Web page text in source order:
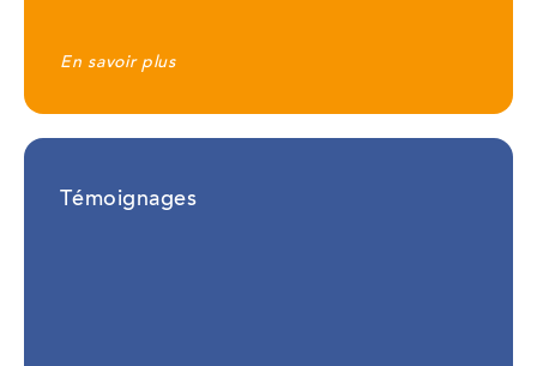
En savoir plus
Témoignages